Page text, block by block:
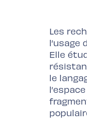
Les
Elle
le